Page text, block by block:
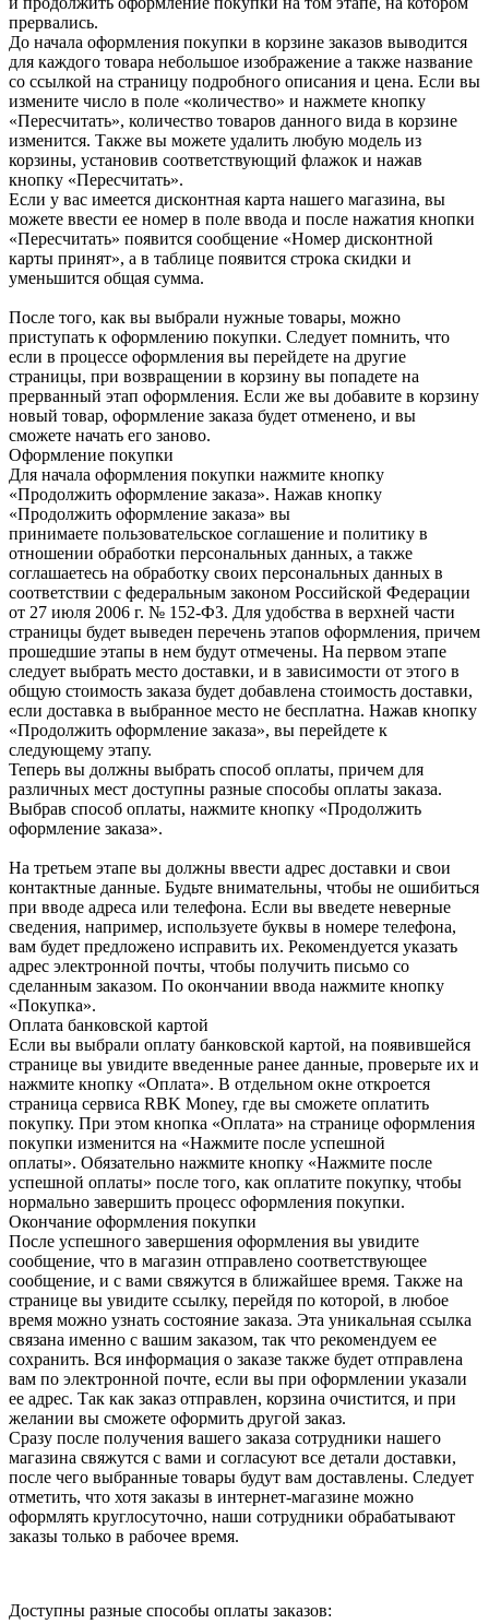
прервались.
До начала оформления покупки в корзине заказов выводится
для каждого товара небольшое изображение а также название
со ссылкой на страницу подробного описания и цена. Если вы
измените число в поле «количество» и нажмете кнопку
«Пересчитать», количество товаров данного вида в корзине
изменится. Также вы можете удалить любую модель из
корзины, установив соответствующий флажок и нажав
кнопку «Пересчитать».
Если у вас имеется дисконтная карта нашего магазина, вы
можете ввести ее номер в поле ввода и после нажатия кнопки
«Пересчитать» появится сообщение «Номер дисконтной
карты принят», а в таблице появится строка скидки и
уменьшится общая сумма.
После того, как вы выбрали нужные товары, можно
приступать к оформлению покупки. Следует помнить, что
если в процессе оформления вы перейдете на другие
страницы, при возвращении в корзину вы попадете на
прерванный этап оформления. Если же вы добавите в корзину
новый товар, оформление заказа будет отменено, и вы
сможете начать его заново.
Оформление покупки
Для начала оформления покупки нажмите кнопку
«Продолжить оформление заказа». Нажав кнопку
«Продолжить оформление заказа» вы
принимаете пользовательское соглашение и политику в
отношении обработки персональных данных, а также
соглашаетесь на обработку своих персональных данных в
соответствии с федеральным законом Российской Федерации
от 27 июля 2006 г. № 152-ФЗ. Для удобства в верхней части
страницы будет выведен перечень этапов оформления, причем
прошедшие этапы в нем будут отмечены. На первом этапе
следует выбрать место доставки, и в зависимости от этого в
общую стоимость заказа будет добавлена стоимость доставки,
если доставка в выбранное место не бесплатна. Нажав кнопку
«Продолжить оформление заказа», вы перейдете к
следующему этапу.
Теперь вы должны выбрать способ оплаты, причем для
различных мест доступны разные способы оплаты заказа.
Выбрав способ оплаты, нажмите кнопку «Продолжить
оформление заказа».
На третьем этапе вы должны ввести адрес доставки и свои
контактные данные. Будьте внимательны, чтобы не ошибиться
при вводе адреса или телефона. Если вы введете неверные
сведения, например, используете буквы в номере телефона,
вам будет предложено исправить их. Рекомендуется указать
адрес электронной почты, чтобы получить письмо со
сделанным заказом. По окончании ввода нажмите кнопку
«Покупка».
Оплата банковской картой
Если вы выбрали оплату банковской картой, на появившейся
странице вы увидите введенные ранее данные, проверьте их и
нажмите кнопку «Оплата». В отдельном окне откроется
страница сервиса RBK Money, где вы сможете оплатить
покупку. При этом кнопка «Оплата» на странице оформления
покупки изменится на «Нажмите после успешной
оплаты». Обязательно нажмите кнопку «Нажмите после
успешной оплаты» после того, как оплатите покупку, чтобы
нормально завершить процесс оформления покупки.
Окончание оформления покупки
После успешного завершения оформления вы увидите
сообщение, что в магазин отправлено соответствующее
сообщение, и с вами свяжутся в ближайшее время. Также на
странице вы увидите ссылку, перейдя по которой, в любое
время можно узнать состояние заказа. Эта уникальная ссылка
связана именно с вашим заказом, так что рекомендуем ее
сохранить. Вся информация о заказе также будет отправлена
вам по электронной почте, если вы при оформлении указали
ее адрес. Так как заказ отправлен, корзина очистится, и при
желании вы сможете оформить другой заказ.
Сразу после получения вашего заказа сотрудники нашего
магазина свяжутся с вами и согласуют все детали доставки,
после чего выбранные товары будут вам доставлены. Следует
отметить, что хотя заказы в интернет-магазине можно
оформлять круглосуточно, наши сотрудники обрабатывают
заказы только в рабочее время.
Доступны разные способы оплаты заказов: